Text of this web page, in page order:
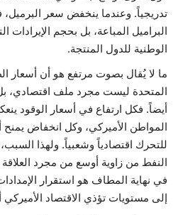
تدريجياً. وعندما ينخفض سعر
البراميل المباعة، بل بحجم الإيرادات
الوطنية للدول المنتجة.
ما لا يُقال بصوت مرتفع هو أن أسعار
المتحدة ليست مجرد ملف اقتصادي،
أيضاً. فكل ارتفاع في أسعار الوقود
المواطن الأميركي، وكل انخفاض يمنح
للتحرك اقتصادياً وشعبياً. ولهذا
النفط من زاوية أوسع من مجرد العلاقة
في نهاية المطاف هو استقرار
إلى مستويات تؤذي الاقتصاد